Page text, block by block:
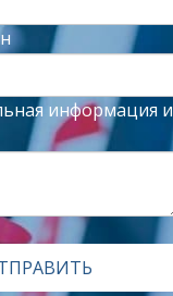
информация и